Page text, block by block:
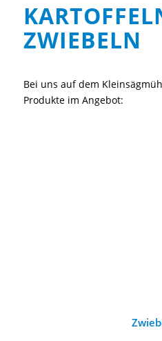
ZWIEBELN
Bei uns auf dem
Produkte im Angebot: